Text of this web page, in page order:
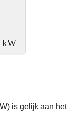
kW
is gelijk aan het